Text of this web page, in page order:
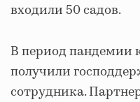
входили 50 садов.
В период пандемии
получили
сотрудника.